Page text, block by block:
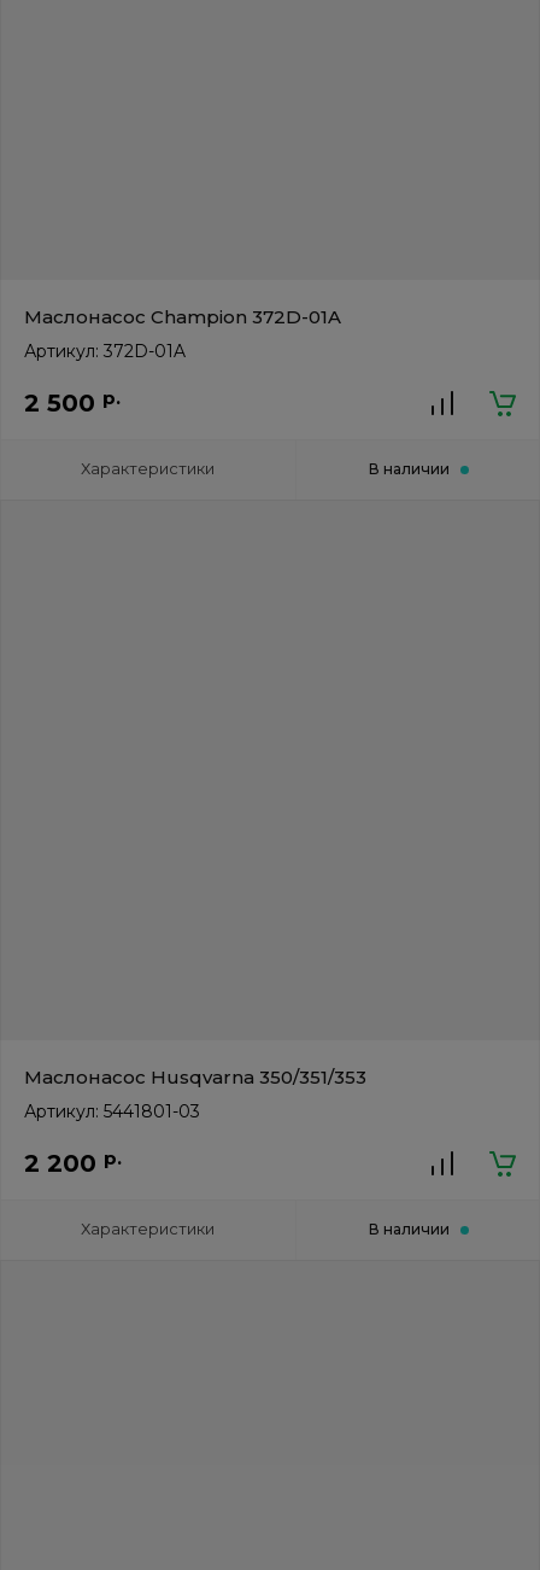
Маслонасос Champion 372D-01A
Артикул: 372D-01A
2 500 р.
Характеристики В наличии
Маслонасос Нusqvarna 350/351/353
Артикул: 5441801-03
2 200 р.
Характеристики В наличии